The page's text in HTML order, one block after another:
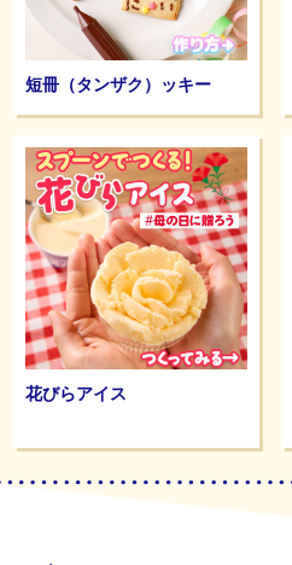
短冊（タンザク）ッキー
花びらアイス